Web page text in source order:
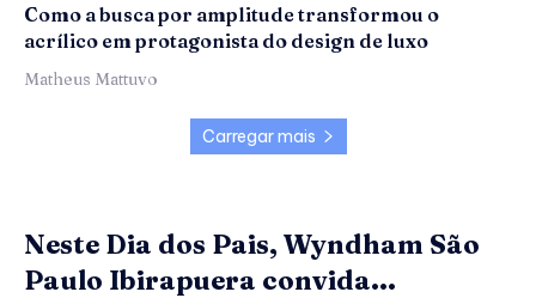
Como a busca por amplitude transformou o
acrílico em protagonista do design de luxo
Matheus Mattuvo
Carregar mais
Neste Dia dos Pais, Wyndham São
Paulo Ibirapuera convida...